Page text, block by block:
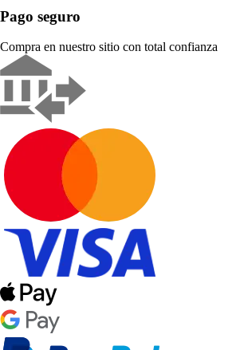
Pago seguro
Compra en nuestro sitio con total confianza